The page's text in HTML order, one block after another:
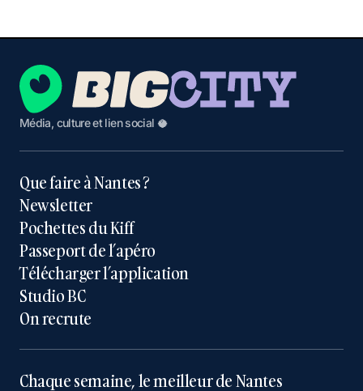
Média, culture et lien social 🥥
Que faire à Nantes ?
Newsletter
Pochettes du Kiff
Passeport de l’apéro
Télécharger l’application
Studio BC
On recrute
Chaque semaine, le meilleur de Nantes